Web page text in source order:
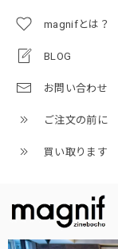
magnifとは？
BLOG
お問い合わせ
ご注文の前に
買い取ります